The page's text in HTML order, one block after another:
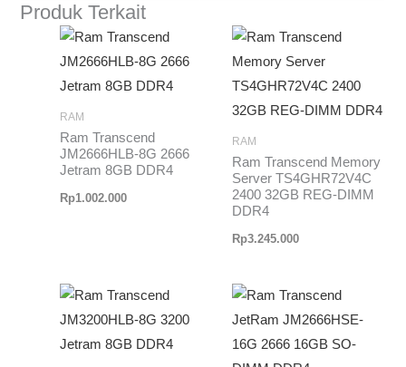
Produk Terkait
RAM
Ram Transcend
JM2666HLB-8G 2666
Jetram 8GB DDR4
Rp1.002.000
RAM
Ram Transcend Memory
Server TS4GHR72V4C
2400 32GB REG-DIMM
DDR4
Rp3.245.000